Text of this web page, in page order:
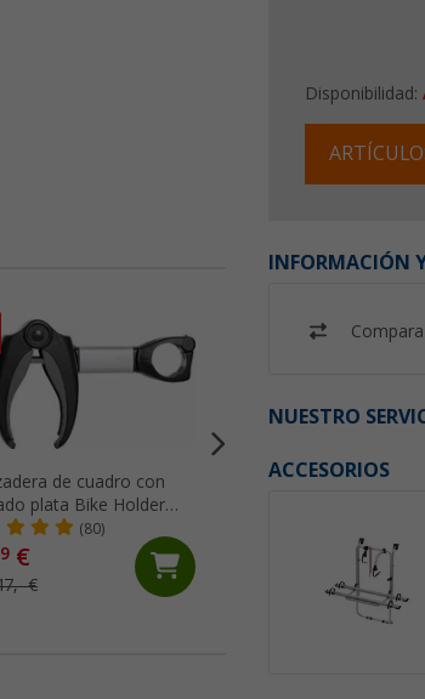
Disponibilidad:
INFORMACIÓN
NUESTRO
ACCESORIOS
de cuadro con
plata Bike Holder
Bike
(80)
€
€
Portabicicletas para lanza